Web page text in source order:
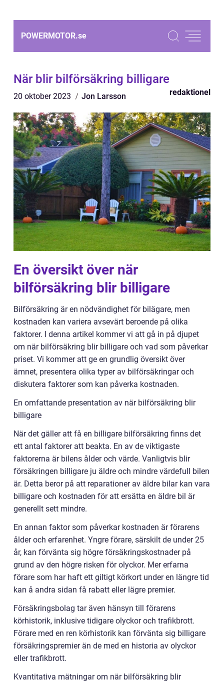
POWERMOTOR.se
När blir bilförsäkring billigare
20 oktober 2023 Jon Larsson redaktionel
En översikt över när
bilförsäkring blir billigare
Bilförsäkring är en nödvändighet för bilägare, men
kostnaden kan variera avsevärt beroende på olika
faktorer. I denna artikel kommer vi att gå in på djupet
om när bilförsäkring blir billigare och vad som påverkar
priset. Vi kommer att ge en grundlig översikt över
ämnet, presentera olika typer av bilförsäkringar och
diskutera faktorer som kan påverka kostnaden.
En omfattande presentation av när bilförsäkring blir
billigare
När det gäller att få en billigare bilförsäkring finns det
ett antal faktorer att beakta. En av de viktigaste
faktorerna är bilens ålder och värde. Vanligtvis blir
försäkringen billigare ju äldre och mindre värdefull bilen
är. Detta beror på att reparationer av äldre bilar kan vara
billigare och kostnaden för att ersätta en äldre bil är
generellt sett mindre.
En annan faktor som påverkar kostnaden är förarens
ålder och erfarenhet. Yngre förare, särskilt de under 25
år, kan förvänta sig högre försäkringskostnader på
grund av den högre risken för olyckor. Mer erfarna
förare som har haft ett giltigt körkort under en längre tid
kan å andra sidan få rabatt eller lägre premier.
Försäkringsbolag tar även hänsyn till förarens
körhistorik, inklusive tidigare olyckor och trafikbrott.
Förare med en ren körhistorik kan förvänta sig billigare
försäkringspremier än de med en historia av olyckor
eller trafikbrott.
Kvantitativa mätningar om när bilförsäkring blir